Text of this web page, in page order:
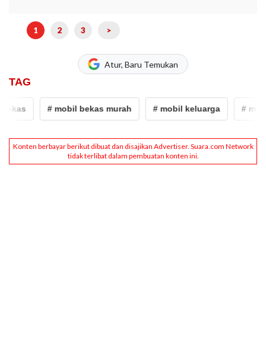
1 2 3 >
Atur, Baru Temukan
TAG
# mobil bekas murah # mobil keluarga # mobil